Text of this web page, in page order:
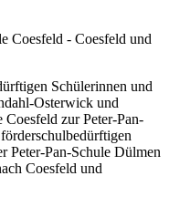
Coesfeld - Coesfeld und
Schülerinnen und
Osterwick und
Coesfeld zur Peter-Pan-
Peter-Pan-Schule Dülmen
Coesfeld und